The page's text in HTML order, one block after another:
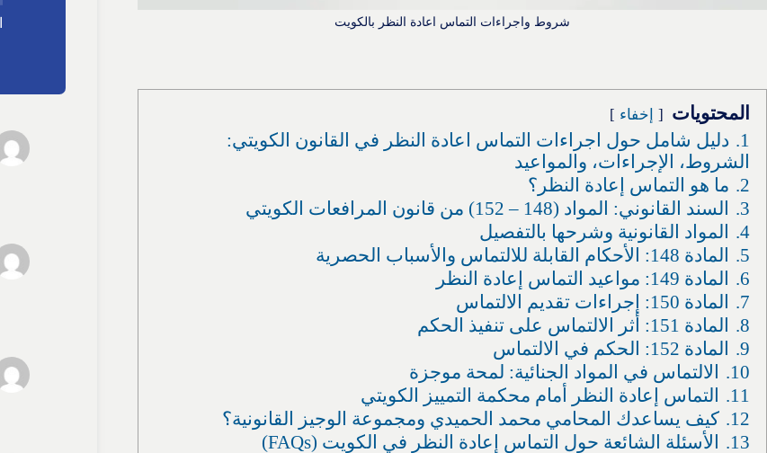
شروط واجراءات التماس اعادة النظر بالكويت
المحتويات إخفاء
1.
دليل شامل حول اجراءات التماس اعادة النظر في القانون الكويتي:
الشروط، الإجراءات، والمواعيد
2.
ما هو التماس إعادة النظر؟
3.
السند القانوني: المواد (148 – 152) من قانون المرافعات الكويتي
4.
المواد القانونية وشرحها بالتفصيل
5.
المادة 148: الأحكام القابلة للالتماس والأسباب الحصرية
6.
المادة 149: مواعيد التماس إعادة النظر
7.
المادة 150: إجراءات تقديم الالتماس
8.
المادة 151: أثر الالتماس على تنفيذ الحكم
9.
المادة 152: الحكم في الالتماس
10.
الالتماس في المواد الجنائية: لمحة موجزة
11.
التماس إعادة النظر أمام محكمة التمييز الكويتي
12.
كيف يساعدك المحامي محمد الحميدي ومجموعة الوجيز القانونية؟
13.
الأسئلة الشائعة حول التماس إعادة النظر في الكويت (FAQs)